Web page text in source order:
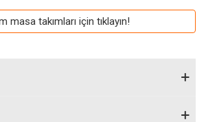
masa takımları için tıklayın!